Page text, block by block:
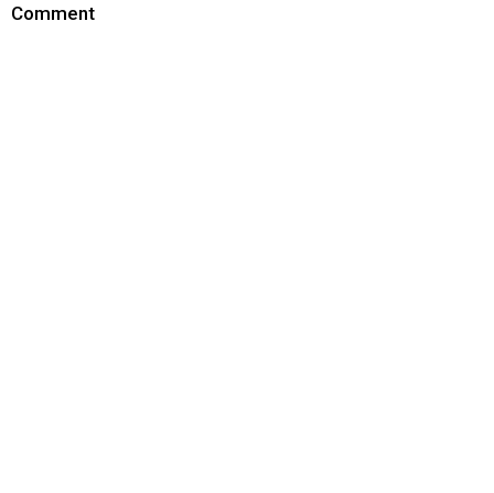
Comment